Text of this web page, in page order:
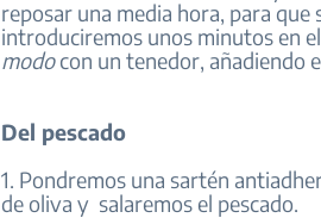
reposar una media hora, para que
introduciremos unos minutos en
modocon un tenedor, añadiendo
Del pescado
1. Pondremos una sartén
de oliva y salaremos el pescado.